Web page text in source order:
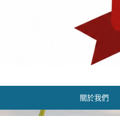
關於我們